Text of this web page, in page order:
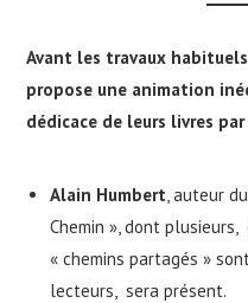
Avant les travaux
propose une animation
dédicace de leurs livres
Alain Humbert, auteur
Chemin », dont
« chemins partagés »
lecteurs, sera présent.